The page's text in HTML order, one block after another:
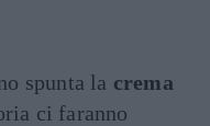
spunta la crema
ci faranno